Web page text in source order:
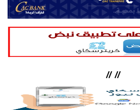
//
//